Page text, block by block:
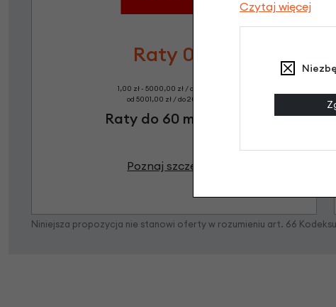
Raty 0%
1,00 zł - 5000,00 zł / do 10 rat 0%
od 5001,00 zł / do 20 rat 0%
Raty do 60 miesięcy
Poznaj szczegóły
Niniejsza propozycja nie stanowi oferty w rozumieniu art. 66
Czytaj więcej